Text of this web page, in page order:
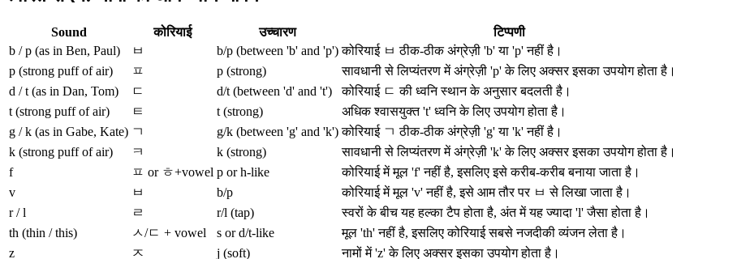
Sound कोरियाई उच्चारण
टिप्पणी
b / p (as in Ben, Paul)
ㅂ b/p (between 'b' and 'p') कोरियाई ㅂ ठीक-ठीक अंग्रेज़ी 'b' या 'p' नहीं है।
p (strong puff of air)
ㅍ p (strong)
सावधानी से लिप्यंतरण में अंग्रेज़ी 'p' के लिए अक्सर इसका उपयोग होता है।
d / t (as in Dan, Tom)
ㄷ d/t (between 'd' and 't')
कोरियाई ㄷ की ध्वनि स्थान के अनुसार बदलती है।
t (strong puff of air)
ㅌ t (strong)
अधिक श्वासयुक्त 't' ध्वनि के लिए उपयोग होता है।
g / k (as in Gabe, Kate) ㄱ g/k (between 'g' and 'k') कोरियाई ㄱ ठीक-ठीक अंग्रेज़ी 'g' या 'k' नहीं है।
k (strong puff of air)
ㅋ k (strong)
सावधानी से लिप्यंतरण में अंग्रेज़ी 'k' के लिए अक्सर इसका उपयोग होता है।
f
ㅍ or ㅎ+vowel p or h-like
कोरियाई में मूल 'f' नहीं है, इसलिए इसे करीब-करीब बनाया जाता है।
v
ㅂ b/p
कोरियाई में मूल 'v' नहीं है, इसे आम तौर पर ㅂ से लिखा जाता है।
r / l
ㄹ r/l (tap)
स्वरों के बीच यह हल्का टैप होता है, अंत में यह ज्यादा 'l' जैसा होता है।
th (thin / this)
ㅅ/ㄷ + vowel s or d/t-like
मूल 'th' नहीं है, इसलिए कोरियाई सबसे नजदीकी व्यंजन लेता है।
z
ㅈ j (soft)
नामों में 'z' के लिए अक्सर इसका उपयोग होता है।